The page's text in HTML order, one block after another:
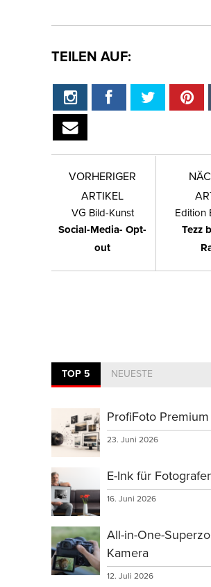
TEILEN AUF:
VORHERIGER
ARTIKEL
VG Bild-Kunst
Social-Media- Opt-
out
Edition
Tezz
TOP 5 NEUESTE
ProfiFoto Premium
23. Juni 2026
E-Ink für
16. Juni 2026
All-in-One-
Kamera
12. Juli 2026